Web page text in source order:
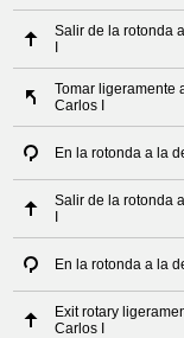
Salir de la rotonda
Tomar ligeramente
Carlos I
En la rotonda a la
Salir de la rotonda
En la rotonda a la
Exit rotary
Carlos I